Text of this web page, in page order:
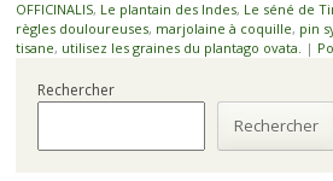
OFFICINALIS, Le plantain des Indes, Le séné de
règles douloureuses, marjolaine à coquille, pin
tisane, utilisez les graines du plantago ovata. |
Rechercher
Rechercher